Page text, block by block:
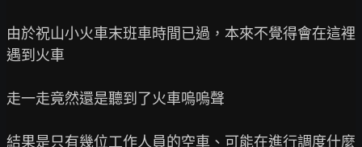
由於祝山小火車末班車時間已過，本來不覺得會在這裡
遇到火車
走一走竟然還是聽到了火車嗚嗚聲
結果是只有幾位工作人員的空車、可能在進行調度什麼